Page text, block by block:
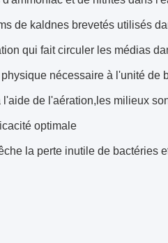
de kaldnes brevetés utilisés
qui fait circuler les médias
nécessaire à l'unité de
de l'aération,les milieux
optimale
la perte inutile de bactéries